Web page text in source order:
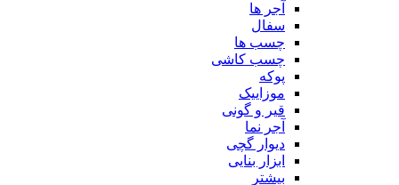
آجر ها
سفال
چسب ها
چسب کاشی
پوکه
موزاییک
قیر و گونی
آجر نما
دیوار گچی
ابزار بنایی
بیشتر